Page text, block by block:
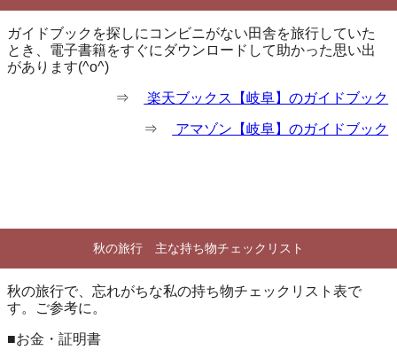
ガイドブックを探しにコンビニがない田舎を旅行していた
とき、電子書籍をすぐにダウンロードして助かった思い出
があります(^o^)
⇒ 楽天ブックス【岐阜】のガイドブック
⇒ アマゾン【岐阜】のガイドブック
秋の旅行 主な持ち物チェックリスト
秋の旅行で、忘れがちな私の持ち物チェックリスト表で
す。ご参考に。
■お金・証明書